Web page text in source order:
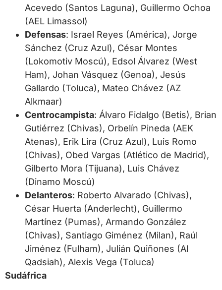
Acevedo (Santos Laguna), Guillermo Ochoa
(AEL Limassol)
Defensas: Israel Reyes (América), Jorge
Sánchez (Cruz Azul), César Montes
(Lokomotiv Moscú), Edsol Álvarez (West
Ham), Johan Vásquez (Genoa), Jesús
Gallardo (Toluca), Mateo Chávez (AZ
Alkmaar)
Centrocampista: Álvaro Fidalgo (Betis), Brian
Gutiérrez (Chivas), Orbelín Pineda (AEK
Atenas), Erik Lira (Cruz Azul), Luis Romo
(Chivas), Obed Vargas (Atlético de Madrid),
Gilberto Mora (Tijuana), Luis Chávez
(Dinamo Moscú)
Delanteros: Roberto Alvarado (Chivas),
César Huerta (Anderlecht), Guillermo
Martínez (Pumas), Armando González
(Chivas), Santiago Giménez (Milan), Raúl
Jiménez (Fulham), Julián Quiñones (Al
Qadsiah), Alexis Vega (Toluca)
Sudáfrica